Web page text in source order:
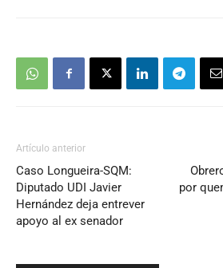
Artículo anterior
Caso Longueira-SQM:
Diputado UDI Javier
Hernández deja entrever
apoyo al ex senador
por